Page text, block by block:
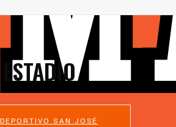
ESTADIO
SAN JOSÉ